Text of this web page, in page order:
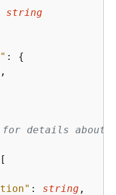
string
: {
,
details about
: string ,